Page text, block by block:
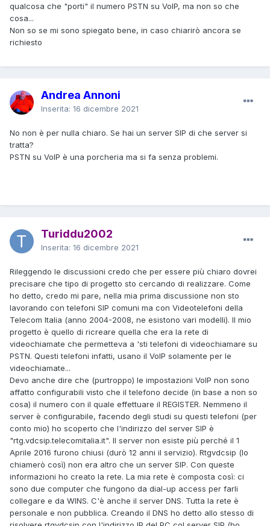
qualcosa che "porti" il numero PSTN su VoIP, ma non so che
cosa...
Non so se mi sono spiegato bene, in caso chiarirò ancora se
richiesto
Andrea Annoni
Inserita: 16 dicembre 2021
No non è per nulla chiaro. Se hai un server SIP di che server si
tratta?
PSTN su VoIP è una porcheria ma si fa senza problemi.
Turiddu2002
Inserita: 16 dicembre 2021
Rileggendo le discussioni credo che per essere più chiaro dovrei
precisare che tipo di progetto sto cercando di realizzare. Come
ho detto, credo mi pare, nella mia prima discussione non sto
lavorando con telefoni SIP comuni ma con Videotelefoni della
Telecom Italia (anno 2004-2008, ne esistono vari modelli). Il mio
progetto è quello di ricreare quella che era la rete di
videochiamate che permetteva a 'sti telefoni di videochiamare su
PSTN. Questi telefoni infatti, usano il VoIP solamente per le
videochiamate...
Devo anche dire che (purtroppo) le impostazioni VoIP non sono
affatto configurabili visto che il telefono decide (in base a non so
cosa) il numero con il quale effettuare il REGISTER. Nemmeno il
server è configurabile, facendo degli studi su questi telefoni (per
conto mio) ho scoperto che l'indirizzo del server SIP è
"rtg.vdcsip.telecomitalia.it". Il server non esiste più perché il 1
Aprile 2016 furono chiusi (durò 12 anni il servizio). Rtgvdcsip (lo
chiamerò così) non era altro che un server SIP. Con queste
informazioni ho creato la rete. La mia rete è composta così: ci
sono due computer che fungono da dial-up access per farli
collegare e da WINS. C'è anche il server DNS. Tutta la rete è
personale e non pubblica. Creando il DNS ho detto allo stesso di